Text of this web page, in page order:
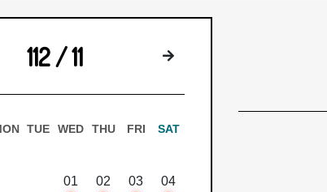
112 / 11 下個月
TUE WED THU FRI SAT
01 02 03 04